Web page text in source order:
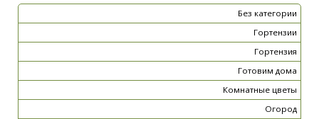
Без категории
Гортензии
Гортензия
Готовим дома
Комнатные цветы
Огород